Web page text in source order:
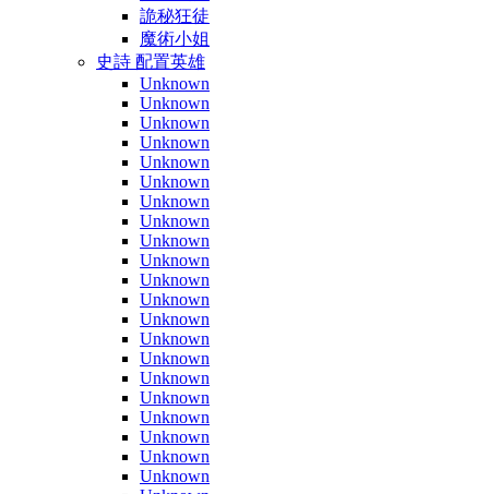
詭秘狂徒
魔術小姐
史詩 配置英雄
Unknown
Unknown
Unknown
Unknown
Unknown
Unknown
Unknown
Unknown
Unknown
Unknown
Unknown
Unknown
Unknown
Unknown
Unknown
Unknown
Unknown
Unknown
Unknown
Unknown
Unknown